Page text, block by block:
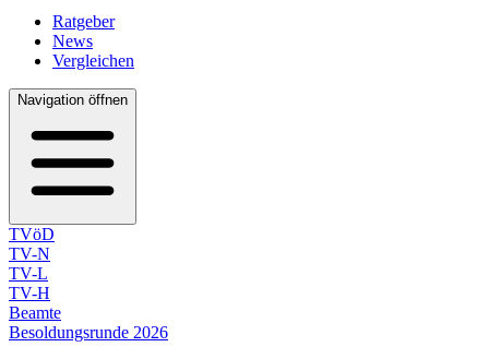
Ratgeber
News
Vergleichen
Navigation öffnen
TVöD
TV-N
TV-L
TV-H
Beamte
Besoldungsrunde 2026